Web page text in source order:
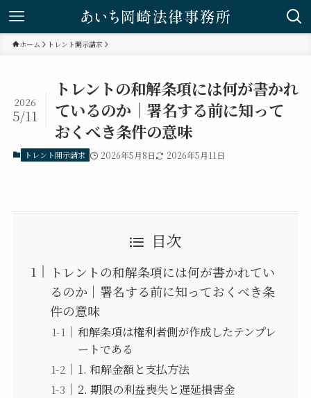
ホーム トレント開示請求
トレントの和解条項には何が書かれ
ているのか｜署名する前に知って
おくべき条件の意味
2026
5/11
トレント開示請求 2026年5月8日 2026年5月11日
目次
トレントの和解条項には何が書かれてい
るのか｜署名する前に知っておくべき条
件の意味
和解条項は権利者側が作成したテンプレ
ートである
1. 和解金額と支払方法
2. 期限の利益喪失と遅延損害金